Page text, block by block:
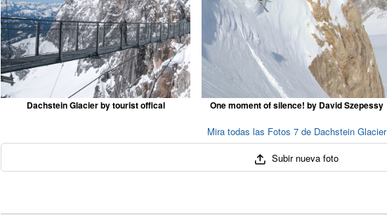
Dachstein Glacier by tourist offical One moment of silence! by David Szepessy
Mira todas las Fotos 7 de Dachstein Glacier
Subir nueva foto